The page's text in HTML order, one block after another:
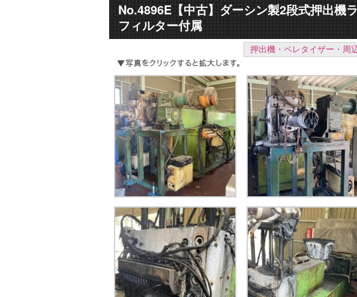
No.4896E【中古】ダーシン製2段式押出機
フィルター付属
押出機・ペレタイザー・周